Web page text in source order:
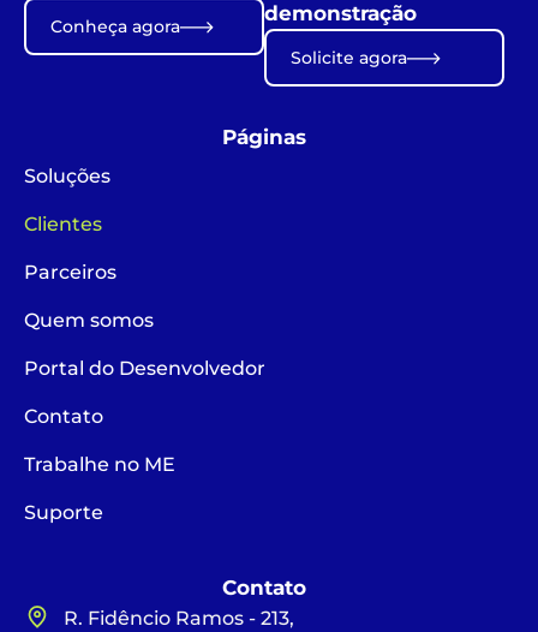
Conheça agora
demonstração
Solicite agora
Páginas
Soluções
Clientes
Parceiros
Quem somos
Portal do Desenvolvedor
Contato
Trabalhe no ME
Suporte
Contato
R. Fidêncio Ramos - 213,